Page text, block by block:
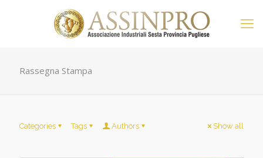
Rassegna Stampa
Categories Tags Authors Show all